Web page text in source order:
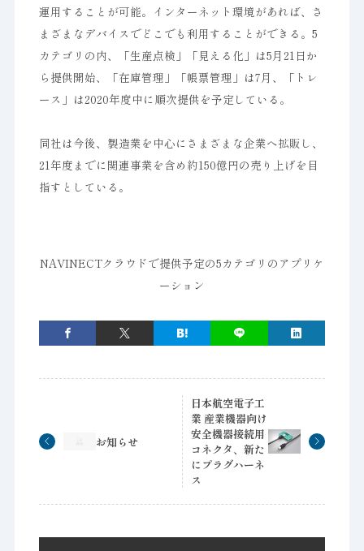
運用することが可能。インターネット環境があれば、さ
まざまなデバイスでどこでも利用することができる。5
カテゴリの内、「生産点検」「見える化」は5月21日か
ら提供開始、「在庫管理」「帳票管理」は7月、「トレ
ース」は2020年度中に順次提供を予定している。
同社は今後、製造業を中心にさまざまな企業へ拡販し、
21年度までに関連事業を含め約150億円の売り上げを目
指すとしている。
NAVINECTクラウドで提供予定の5カテゴリのアプリケ
ーション
お知らせ
日本航空電子工
業 産業機器向け
安全機器接続用
コネクタ、新た
にプラグハーネ
ス